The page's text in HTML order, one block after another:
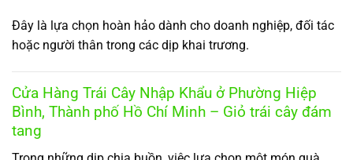
Đây là lựa chọn hoàn hảo dành cho doanh nghiệp, đối tác
hoặc người thân trong các dịp khai trương.
Cửa Hàng Trái Cây Nhập Khẩu ở Phường Hiệp
Bình, Thành phố Hồ Chí Minh – Giỏ trái cây đám
tang